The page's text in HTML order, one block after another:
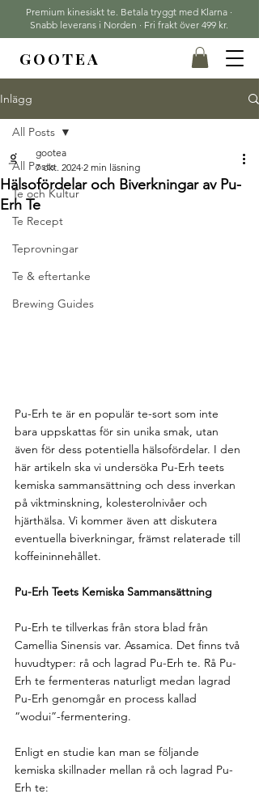
Premium kinesiskt te. Betala tryggt med Klarna ·
Snabb leverans i Norden · Fri frakt över 499 kr.
GOOTEA
Inlägg
All Posts
Te och Kultur
Te Recept
Teprovningar
Te & eftertanke
Brewing Guides
All Posts
Hälsofördelar och Biverkningar av Pu-
Erh Te
gootea
7 okt. 2024 2 min läsning
Pu-Erh te är en populär te-sort som inte
bara uppskattas för sin unika smak, utan
även för dess potentiella hälsofördelar. I den
här artikeln ska vi undersöka Pu-Erh teets
kemiska sammansättning och dess inverkan
på viktminskning, kolesterolnivåer och
hjärthälsa. Vi kommer även att diskutera
eventuella biverkningar, främst relaterade till
koffeininnehållet.
Pu-Erh Teets Kemiska Sammansättning
Pu-Erh te tillverkas från stora blad från
Camellia Sinensis var. Assamica. Det finns två
huvudtyper: rå och lagrad Pu-Erh te. Rå Pu-
Erh te fermenteras naturligt medan lagrad
Pu-Erh genomgår en process kallad
“wodui”-fermentering.
Enligt en studie kan man se följande
kemiska skillnader mellan rå och lagrad Pu-
Erh te: